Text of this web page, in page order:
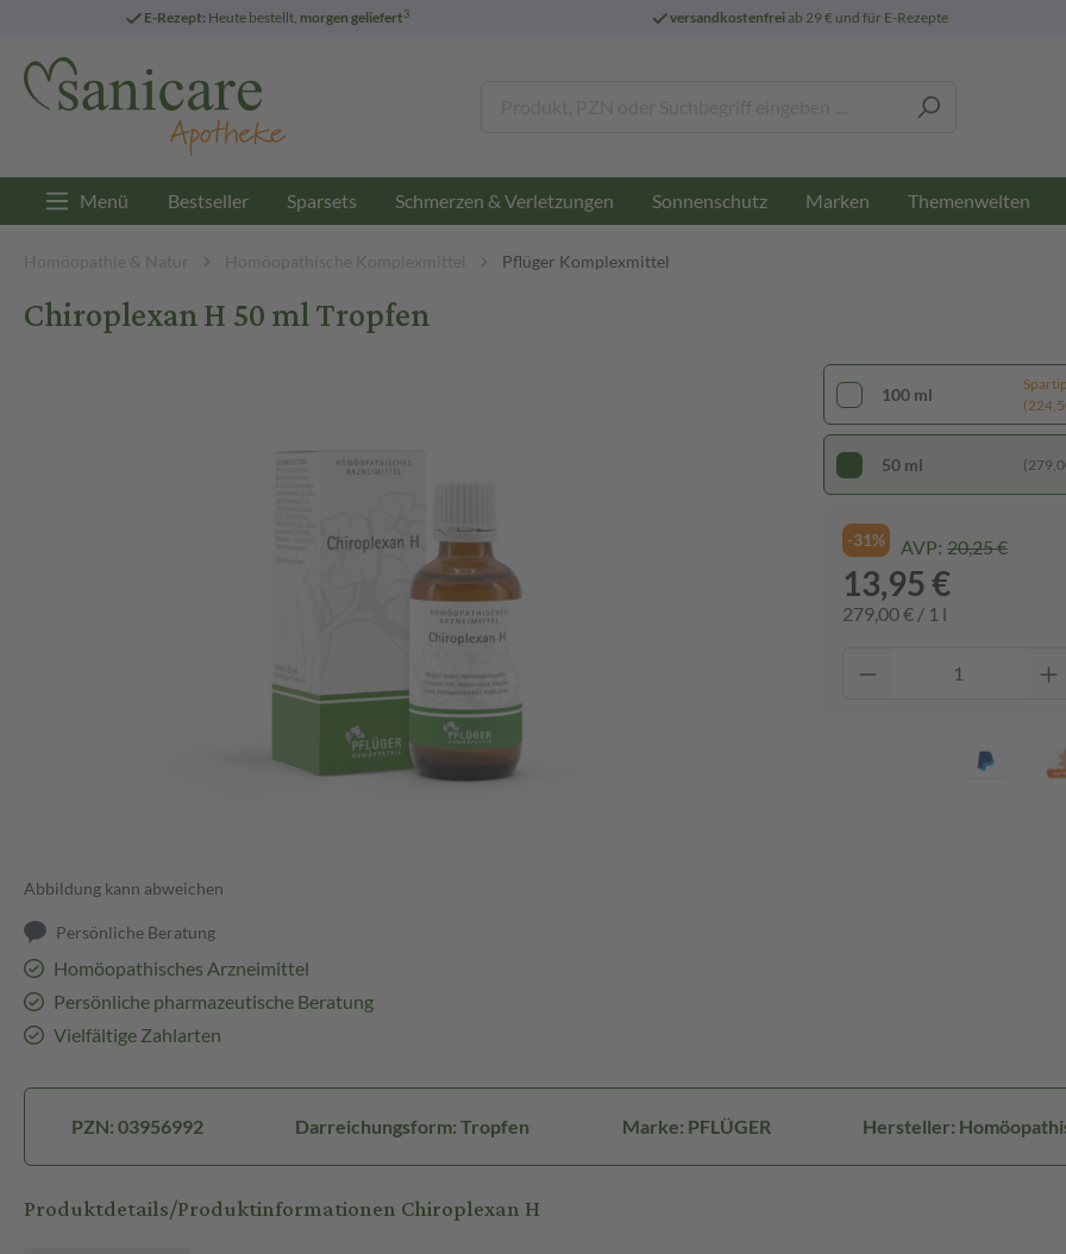
E-Rezept: Heute bestellt, morgen geliefert3 versandkostenfreiab 29 € und für E-Rezepte
Menü Bestseller Sparsets Schmerzen & Verletzungen Sonnenschutz Marken Themenwelten
Homöopathie & Natur Homöopathische Komplexmittel Pflüger Komplexmittel
Chiroplexan H 50 ml Tropfen
Abbildung kann abweichen
Persönliche Beratung
Homöopathisches Arzneimittel
Persönliche pharmazeutische Beratung
Vielfältige Zahlarten
100 ml
50 ml
-31% AVP: 20,25 €
13,95 €
279,00 € / 1 l
PZN: 03956992 Darreichungsform: Tropfen Marke: PFLÜGER Hersteller:
Produktdetails/Produktinformationen Chiroplexan H